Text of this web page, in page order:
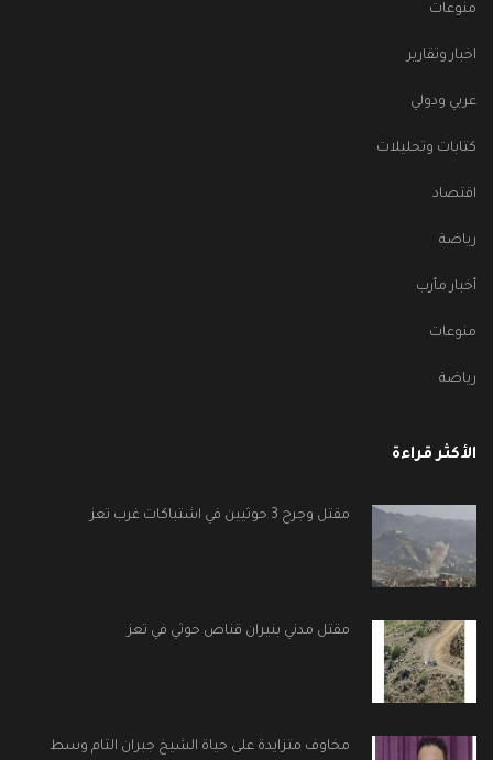
منوعات
اخبار وتقارير
عربي ودولي
كتابات وتحليلات
اقتصاد
رياضة
أخبار مأرب
منوعات
رياضة
الأكثر قراءة
مقتل وجرح 3 حوثيين في اشتباكات غرب تعز
مقتل مدني بنيران قناص حوثي في تعز
مخاوف متزايدة على حياة الشيخ جبران التام وسط